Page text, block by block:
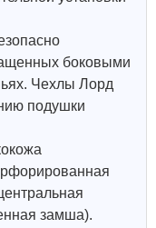
боковыми
Чехлы Лорд
подушки
замша).